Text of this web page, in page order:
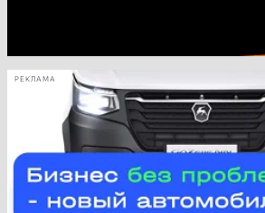
РЕКЛАМА